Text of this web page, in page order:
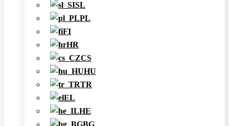
SL
PL
FI
HR
CS
HU
TR
EL
HE